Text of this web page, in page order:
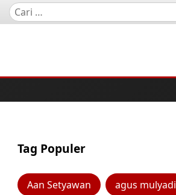
Tag Populer
Aan Setyawan agus mulyadi